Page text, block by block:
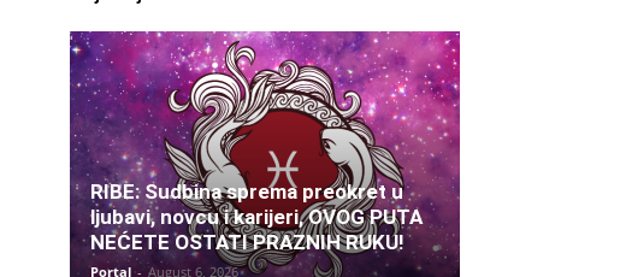
RIBE: Sudbina sprema preokret u
ljubavi, novcu i karijeri, OVOG PUTA
NEĆETE OSTATI PRAZNIH RUKU!
Portal - August 6, 2026